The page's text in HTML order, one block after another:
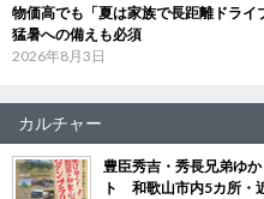
物価高でも「夏は家族で長距離ドラ
猛暑への備えも必須
2026年8月3日
カルチャー
豊臣秀吉・秀長兄弟ゆ
ト 和歌山市内5カ所・